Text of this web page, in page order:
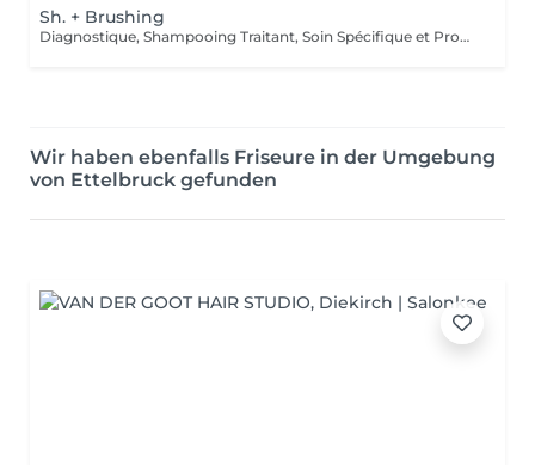
Sh. + Brushing
Diagnostique, Shampooing Traitant, Soin Spécifique et Produits Coiffants inclus
Wir haben ebenfalls Friseure in der Umgebung
von Ettelbruck gefunden